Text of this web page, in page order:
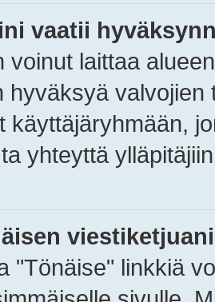
vaatii
voinut laittaa
hyväksyä
käyttäjäryhmään,
yhteyttä
"Tönäise" linkkiä